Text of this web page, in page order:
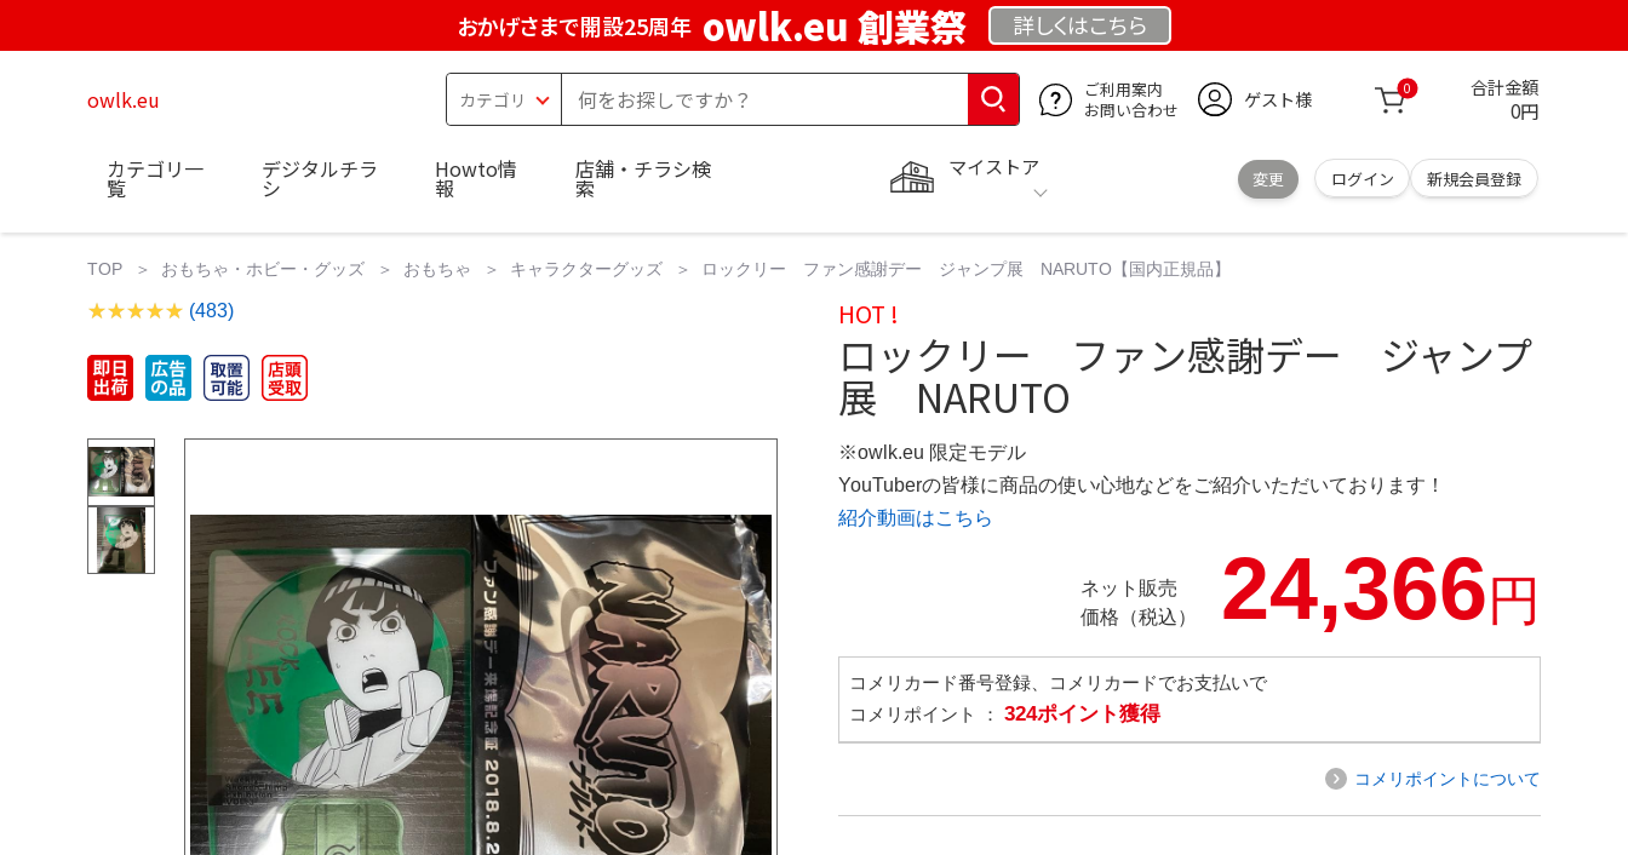
おかげさまで開設25周年 owlk.eu 創業祭 詳しくはこちら
owlk.eu
ご利用案内
お問い合わせ
ゲスト様 0 合計金額
0円
マイストア
変更 ログイン 新規会員登録
カテゴリ一
覧
デジタルチラ
シ
Howto情
報
店舗・チラシ検
索
TOP おもちゃ・ホビー・グッズ おもちゃ キャラクターグッズ ロックリー ファン感謝デー ジャンプ展 NARUTO【国内正規品】
(483) HOT !
ロックリー ファン感謝デー ジャンプ
展 NARUTO
※owlk.eu 限定モデル
YouTuberの皆様に商品の使い心地などをご紹介いただいております！
紹介動画はこちら
ネット販売
価格（税込）
24,366円
コメリカード番号登録、コメリカードでお支払いで
コメリポイント ： 324ポイント獲得
コメリポイントについて